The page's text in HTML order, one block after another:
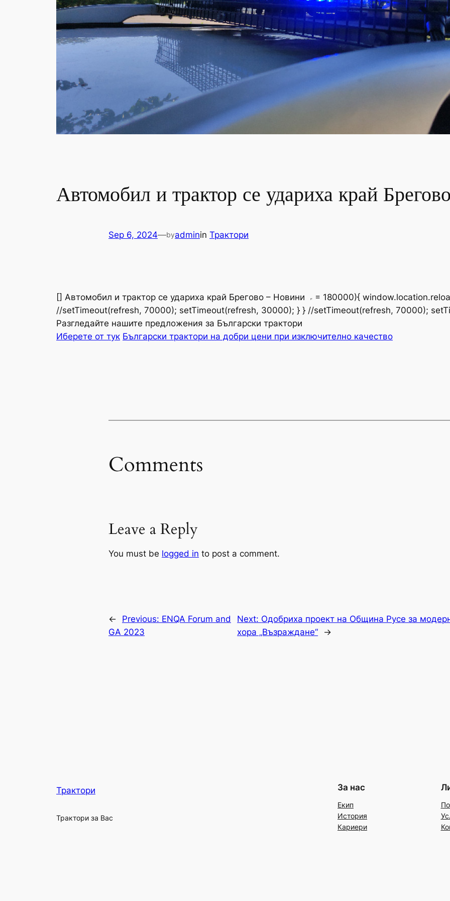
Автомобил и трактор се удариха край
Sep 6, 2024—byadminin Трактори
[] Автомобил и трактор се удариха край Брегово – Новини
= 180000){
//setTimeout(refresh, 70000); setTimeout(refresh, 30000); } } //setTimeout(refresh, 70000);
Разгледайте нашите предложения за Български трактори
Иберете от тук Български трактори на добри цени при изключително качество
Comments
Leave a Reply
You must be logged in to post a comment.
← Previous: ENQA Forum and
GA 2023
Next: Одобриха проект на Община Русе за
хора „Възраждане“
→
Трактори
Трактори за Вас
За нас
Екип
История
Кариери